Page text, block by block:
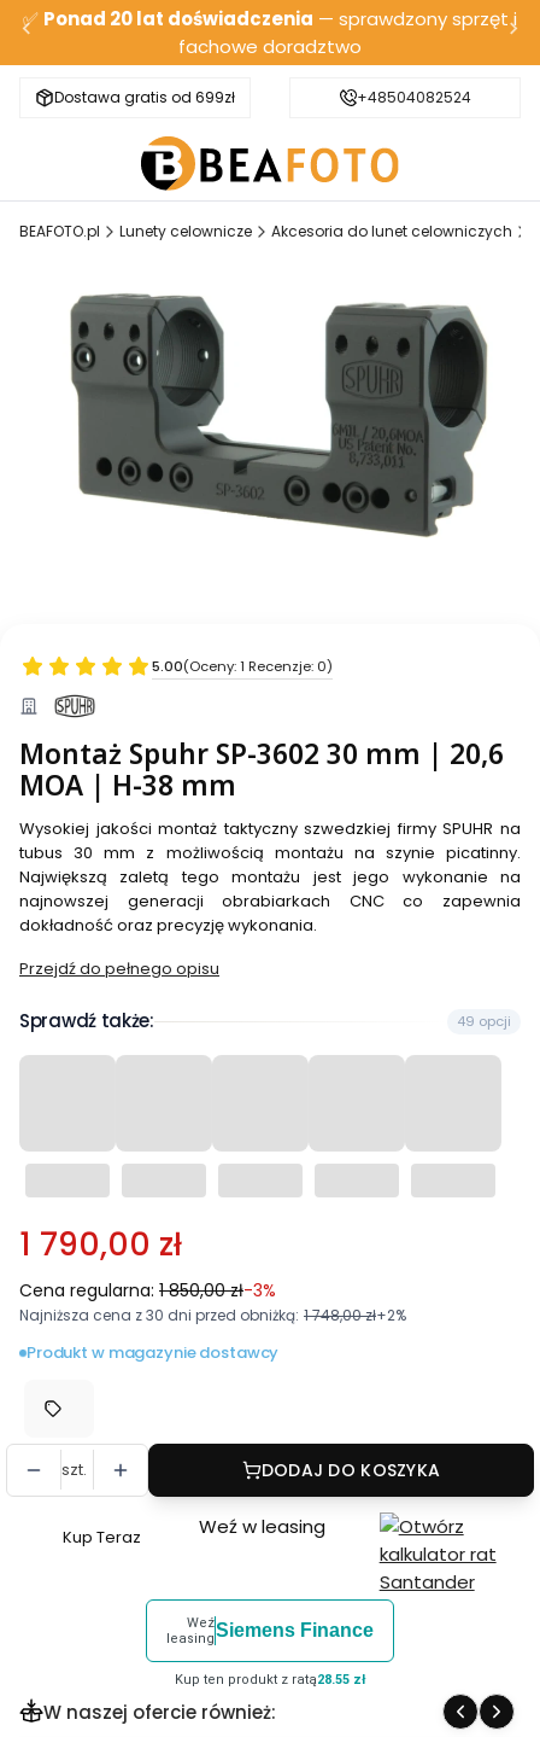
✅ Ponad 20 lat doświadczenia — sprawdzony sprzęt i
fachowe doradztwo
Dostawa gratis od 699zł Bezpieczna wysyłka
+48504082524
BEAFOTO.pl Lunety celownicze Akcesoria do lunet celowniczych
5.00(Oceny: 1 Recenzje: 0)
Montaż Spuhr SP-3602 30 mm | 20,6
MOA | H-38 mm
Wysokiej jakości montaż taktyczny szwedzkiej firmy SPUHR na
tubus 30 mm z możliwością montażu na szynie picatinny.
Największą zaletą tego montażu jest jego wykonanie na
najnowszej generacji obrabiarkach CNC co zapewnia
dokładność oraz precyzję wykonania.
Przejdź do pełnego opisu
Sprawdź także: 49 opcji
1 790,00 zł
Cena regularna: 1 850,00 zł-3%
Najniższa cena z 30 dni przed obniżką: 1 748,00 zł+2%
Produkt w magazynie dostawcy
szt. DODAJ DO KOSZYKA
Szybki
SP-
Kup Teraz Weź w leasing
Weź
leasingSiemens Finance
Kup ten produkt z ratą28.55 zł
W naszej ofercie również: